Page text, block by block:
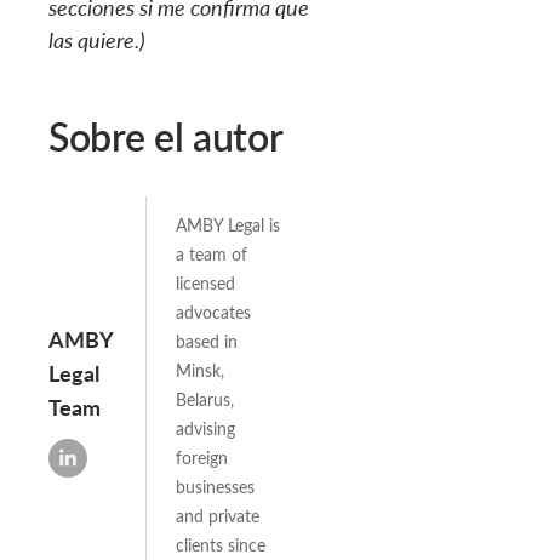
secciones si me confirma que
las quiere.)
Sobre el autor
AMBY
Legal
Team
AMBY Legal is
a team of
licensed
advocates
based in
Minsk,
Belarus,
advising
foreign
businesses
and private
clients since